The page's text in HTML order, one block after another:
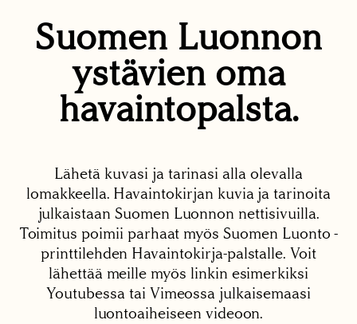
Suomen Luonnon
ystävien oma
havaintopalsta.
Lähetä kuvasi ja tarinasi alla olevalla
lomakkeella. Havaintokirjan kuvia ja tarinoita
julkaistaan Suomen Luonnon nettisivuilla.
Toimitus poimii parhaat myös Suomen Luonto -
printtilehden Havaintokirja-palstalle. Voit
lähettää meille myös linkin esimerkiksi
Youtubessa tai Vimeossa julkaisemaasi
luontoaiheiseen videoon.